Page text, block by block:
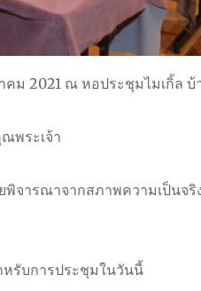
ม 2021 ณ หอประชุมไมเกิ้ล บ้
พระเจ้า
จารณาจากสภาพความเป็นจ
รับการประชุมในวันนี้